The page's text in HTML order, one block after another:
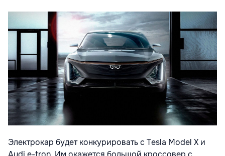
Электрокар будет конкурировать с Tesla Model X и